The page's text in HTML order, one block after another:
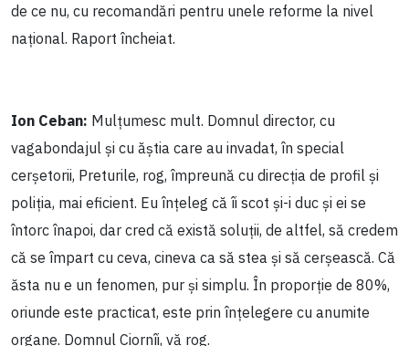
de ce nu, cu recomandări pentru unele reforme la nivel
național. Raport încheiat.
Ion Ceban: Mulțumesc mult. Domnul director, cu
vagabondajul și cu ăștia care au invadat, în special
cerșetorii, Preturile, rog, împreună cu direcția de profil și
poliția, mai eficient. Eu înțeleg că îi scot și-i duc și ei se
întorc înapoi, dar cred că există soluții, de altfel, să credem
că se împart cu ceva, cineva ca să stea și să cerșească. Că
ăsta nu e un fenomen, pur și simplu. În proporție de 80%,
oriunde este practicat, este prin înțelegere cu anumite
organe. Domnul Ciornîi, vă rog.